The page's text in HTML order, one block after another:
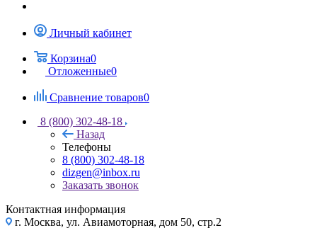
Личный кабинет
Корзина0
Отложенные0
Сравнение товаров0
8 (800) 302-48-18
Назад
Телефоны
8 (800) 302-48-18
dizgen@inbox.ru
Заказать звонок
Контактная информация
г. Москва, ул. Авиамоторная, дом 50, стр.2